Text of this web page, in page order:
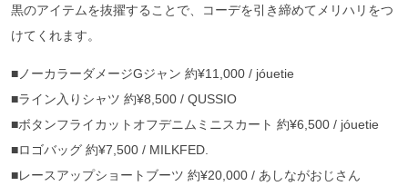
黒のアイテムを抜擢することで、コーデを引き締めてメリハリをつ
けてくれます。
■ノーカラーダメージGジャン 約¥11,000 / jóuetie
■ライン入りシャツ 約¥8,500 / QUSSIO
■ボタンフライカットオフデニムミニスカート 約¥6,500 / jóuetie
■ロゴバッグ 約¥7,500 / MILKFED.
■レースアップショートブーツ 約¥20,000 / あしながおじさん